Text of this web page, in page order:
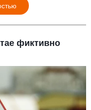
фиктивно